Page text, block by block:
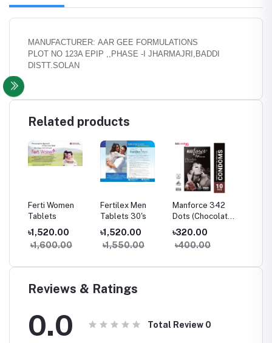
MANUFACTURER: AAR GEE FORMULATIONS
PLOT NO 123A EPIP ,,PHASE -I JHARMAJRI,BADDI
DISTT.SOLAN
Related products
Ferti Women
Tablets
৳1,520.00
৳1,600.00
Fertilex Men
Tablets 30's
৳1,520.00
৳1,550.00
Manforce 342
Dots (Chocolate)
10's Pack
৳320.00
৳400.00
Reviews & Ratings
0.0 Total Review 0